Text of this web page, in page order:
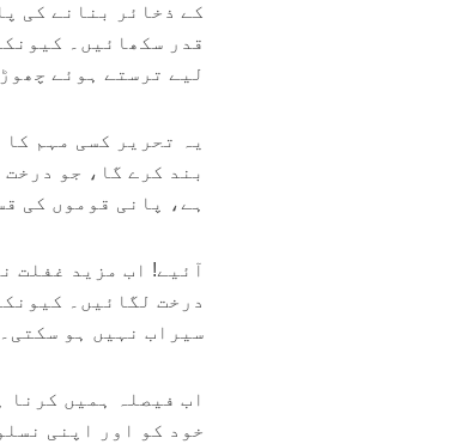
کے ذخائر بنانے کی
قدر سکھائیں۔
لیے ترستے ہوئے
یہ تحریر کسی مہم
بند کرے گا، جو
ہے، پانی قوموں کی
آئیے! اب مزید غفلت
درخت لگائیں۔
سیراب نہیں ہو سکتی۔
اب فیصلہ ہمیں کرنا
خود کو اور اپنی